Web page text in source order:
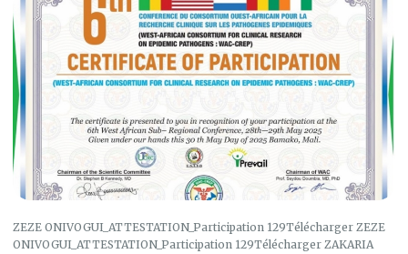
ZEZE ONIVOGUI_ATTESTATION_Participation 129Télécharger ZEZE
ONIVOGUI_ATTESTATION_Participation 129Télécharger ZAKARIA